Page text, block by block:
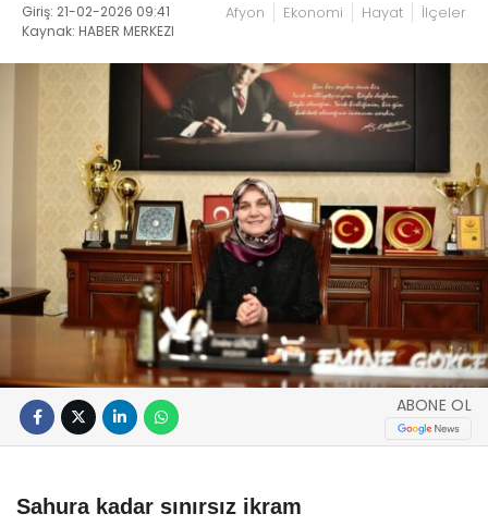
Giriş: 21-02-2026 09:41
Kaynak: HABER MERKEZI
Afyon Ekonomi Hayat İlçeler
ABONE OL
Sahura kadar sınırsız ikram